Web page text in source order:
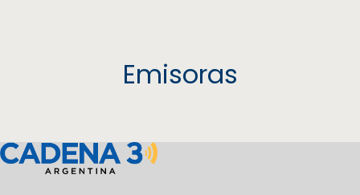
Emisoras